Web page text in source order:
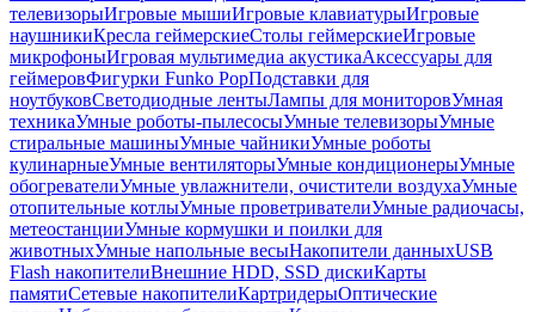
телевизорыИгровые мышиИгровые клавиатурыИгровые
наушникиКресла геймерскиеСтолы геймерскиеИгровые
микрофоныИгровая мультимедиа акустикаАксессуары для
геймеровФигурки Funko PopПодставки для
ноутбуковСветодиодные лентыЛампы для мониторовУмная
техникаУмные роботы-пылесосыУмные телевизорыУмные
стиральные машиныУмные чайникиУмные роботы
кулинарныеУмные вентиляторыУмные кондиционерыУмные
обогревателиУмные увлажнители, очистители воздухаУмные
отопительные котлыУмные проветривателиУмные радиочасы,
метеостанцииУмные кормушки и поилки для
животныхУмные напольные весыНакопители данныхUSB
Flash накопителиВнешние HDD, SSD дискиКарты
памятиСетевые накопителиКартридерыОптические